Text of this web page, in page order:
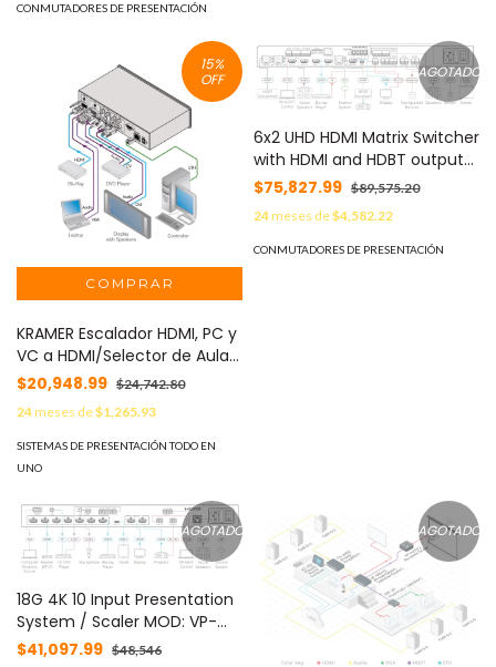
CONMUTADORES DE PRESENTACIÓN
15%
OFF
KRAMER Escalador HDMI, PC y
VC a HDMI/Selector de Aulas
VP-439
$20,948.99 $24,742.80
24meses de$1,265.93
SISTEMAS DE PRESENTACIÓN TODO EN
UNO
AGOTADO
6x2 UHD HDMI Matrix Switcher
with HDMI and HDBT outputs
MOD: VS-622DT
$75,827.99 $89,575.20
24meses de$4,582.22
CONMUTADORES DE PRESENTACIÓN
AGOTADO
18G 4K 10 Input Presentation
System / Scaler MOD: VP-
550X
$41,097.99 $48,546
AGOTADO